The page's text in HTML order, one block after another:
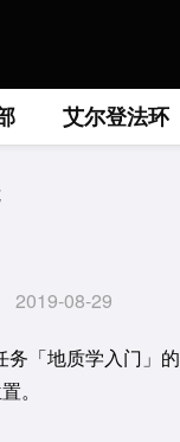
艾尔登法环
2019-08-29
务「地质学入门」的
。